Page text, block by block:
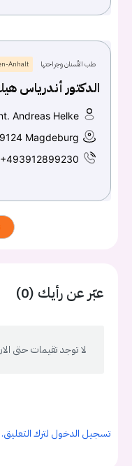
طب الأسنان وجراحتها Anhalt
الدكتور أندرياس
Andreas Helke
Magdeburg
+493912899230
عبّر عن رأيك (0)
لا توجد تقيمات حتى
تسجيل الدخول لترك التعليق.